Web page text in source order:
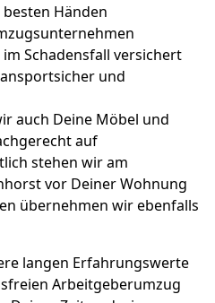
Händen
Schadensfall versichert
und
auch Deine Möbel und
auf
stehen wir am
vor Deiner Wohnung
übernehmen wir ebenfalls
langen Erfahrungswerte
Arbeitgeberumzug